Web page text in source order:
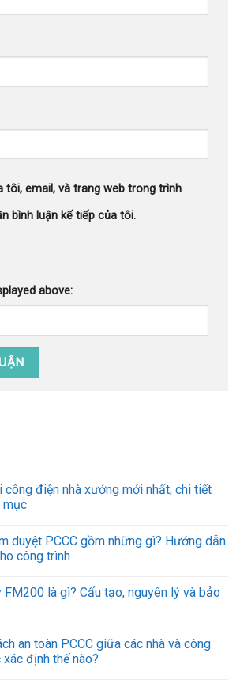
tôi, email, và trang web trong trình
bình luận kế tiếp của tôi.
above:
công điện nhà xưởng mới nhất, chi tiết
mục
duyệt PCCC gồm những gì? Hướng dẫn
công trình
FM200 là gì? Cấu tạo, nguyên lý và bảo
an toàn PCCC giữa các nhà và công
định thế nào?